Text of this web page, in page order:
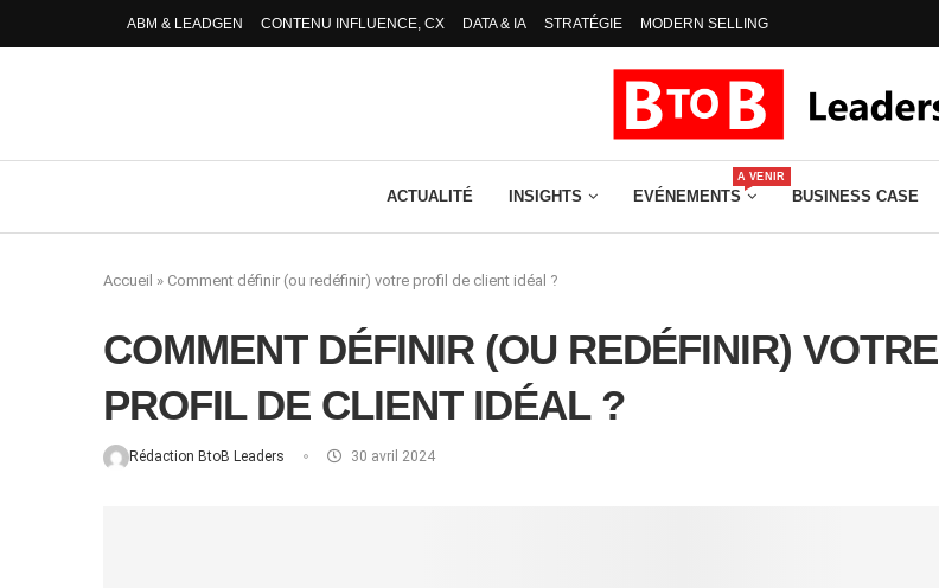
ABM & LEADGEN CONTENU INFLUENCE, CX DATA & IA STRATÉGIE MODERN SELLING
ACTUALITÉ INSIGHTS EVÉNEMENTS
A VENIR
BUSINESS CASE
Accueil » Comment définir (ou redéfinir) votre profil de client idéal ?
COMMENT DÉFINIR (OU REDÉFINIR) VOTRE
PROFIL DE CLIENT IDÉAL ?
Rédaction BtoB Leaders 30 avril 2024